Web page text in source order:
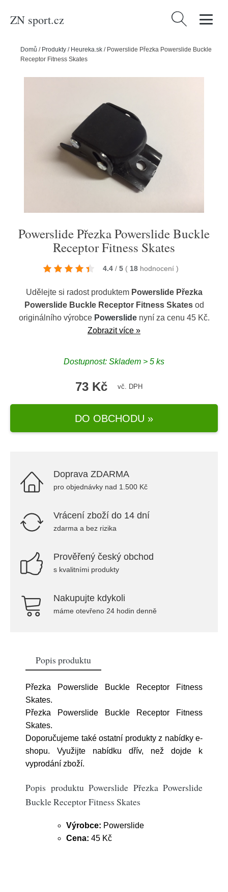
ZN sport.cz Vyhledávání
Domů / Produkty / Heureka.sk / Powerslide Přezka Powerslide Buckle
Receptor Fitness Skates
Powerslide Přezka Powerslide Buckle
Receptor Fitness Skates
4.4 / 5 ( 18 hodnocení )
Udělejte si radost produktem Powerslide Přezka
Powerslide Buckle Receptor Fitness Skatesod
originálního výrobce Powerslidenyní za cenu 45 Kč.
Zobrazit více »
Dostupnost: Skladem > 5 ks
73 Kč vč. DPH
DO OBCHODU »
Doprava ZDARMA
pro objednávky nad 1.500 Kč
Vrácení zboží do 14 dní
zdarma a bez rizika
Prověřený český obchod
s kvalitními produkty
Nakupujte kdykoli
máme otevřeno 24 hodin denně
Popis produktu
Přezka Powerslide Buckle Receptor Fitness
Skates.
Přezka Powerslide Buckle Receptor Fitness
Skates.
Doporučujeme také ostatní produkty z nabídky e-
shopu. Využijte nabídku dřív, než dojde k
vyprodání zboží.
Popis produktu Powerslide Přezka Powerslide
Buckle Receptor Fitness Skates
Výrobce: Powerslide
Cena: 45 Kč